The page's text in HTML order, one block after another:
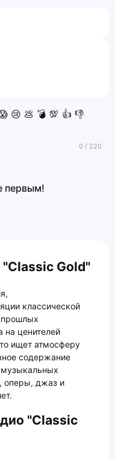
😢 💩 💣 💯 👍 👎
первым!
Gold"
классической
прошлых
на ценителей
ищет атмосферу
содержание
музыкальных
оперы, джаз и
"Classic